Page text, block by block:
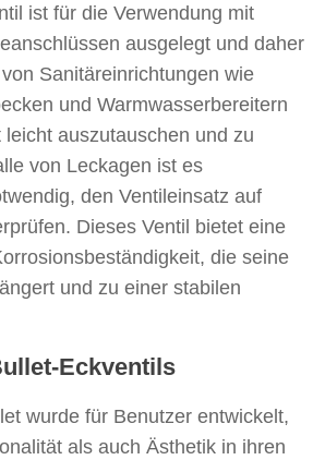
ist für die Verwendung mit
ausgelegt und daher
Sanitäreinrichtungen wie
und Warmwasserbereitern
leicht auszutauschen und zu
von Leckagen ist es
den Ventileinsatz auf
Dieses Ventil bietet eine
die seine
und zu einer stabilen
Eckventils
wurde für Benutzer entwickelt,
als auch Ästhetik in ihren